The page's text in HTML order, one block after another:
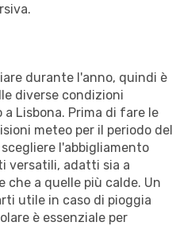
durante l'anno, quindi è
diverse condizioni
Lisbona. Prima di fare le
meteo per il periodo del
l'abbigliamento
versatili, adatti sia a
a quelle più calde. Un
utile in caso di pioggia
è essenziale per